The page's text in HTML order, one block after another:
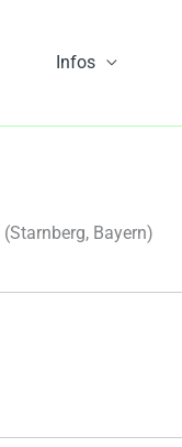
Infos
(Starnberg, Bayern)